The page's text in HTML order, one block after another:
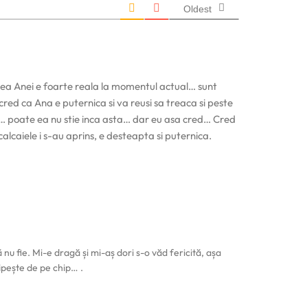
Oldest
Anei e foarte reala la momentul actual… sunt
ca Ana e puternica si va reusi sa treaca si peste
ea nu stie inca asta… dar eu asa cred… Cred
i s-au aprins, e desteapta si puternica.
fie. Mi-e dragă și mi-aș dori s-o văd fericită, așa
de pe chip… .